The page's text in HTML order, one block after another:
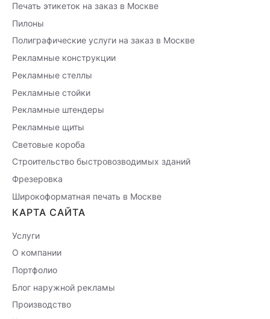
Печать этикеток на заказ в Москве
Пилоны
Полиграфические услуги на заказ в Москве
Рекламные конструкции
Рекламные стеллы
Рекламные стойки
Рекламные штендеры
Рекламные щиты
Световые короба
Строительство быстровозводимых зданий
Фрезеровка
Широкоформатная печать в Москве
КАРТА САЙТА
Услуги
О компании
Портфолио
Блог наружной рекламы
Производство